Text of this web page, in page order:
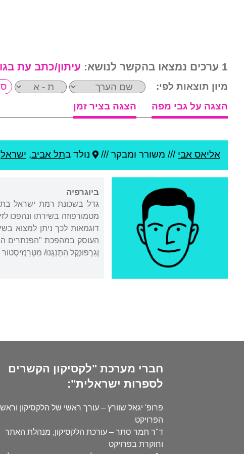
1 ערכים נמצאו בהקשר לנושא: עיתון/כתב עת
מיון תוצאות לפי:
הצגה על גבי מפה
הצגה בציר זמן
אליאס אבי /// משורר ומבקר /// נולד בתל אביב, ישראל
ביוגרפיה
גדל בשכונת רמת ישראל
מטמורפוזה בשירתו ונהפכו
וְגַרְפוּנְקֶל הִתְנַגְּנוּ/
חברי מערכת "לקסיקון הקשרים
לספרות ישראלית":
פרופ' יגאל שוורץ – עורך ראשי של הלקסיקון וראש
הפרויקט
ד"ר תמר סתר – עורכת הלקסיקון, מנהלת האתר
וחוקרת בפרויקט